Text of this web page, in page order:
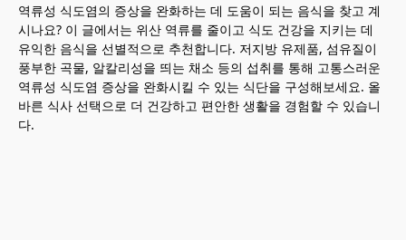
역류성 식도염의 증상을 완화하는 데 도움이 되는 음식을 찾고 계
시나요? 이 글에서는 위산 역류를 줄이고 식도 건강을 지키는 데
유익한 음식을 선별적으로 추천합니다. 저지방 유제품, 섬유질이
풍부한 곡물, 알칼리성을 띄는 채소 등의 섭취를 통해 고통스러운
역류성 식도염 증상을 완화시킬 수 있는 식단을 구성해보세요. 올
바른 식사 선택으로 더 건강하고 편안한 생활을 경험할 수 있습니
다.